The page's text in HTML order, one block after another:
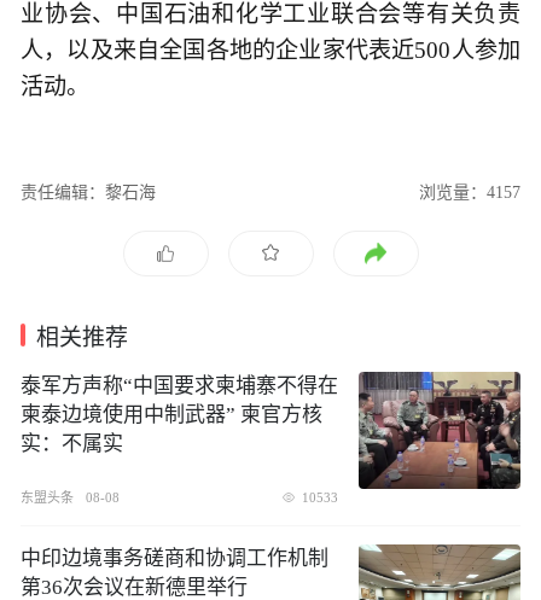
业协会、中国石油和化学工业联合会等有关负责
人，以及来自全国各地的企业家代表近500人参加
活动。
责任编辑：黎石海 浏览量：4157
相关推荐
泰军方声称“中国要求柬埔寨不得在
柬泰边境使用中制武器” 柬官方核
实：不属实
东盟头条 08-08 10533
中印边境事务磋商和协调工作机制
第36次会议在新德里举行